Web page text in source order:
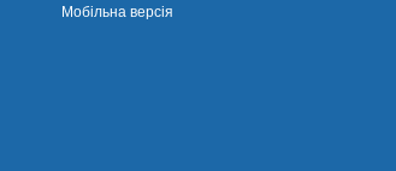
Мобільна версія